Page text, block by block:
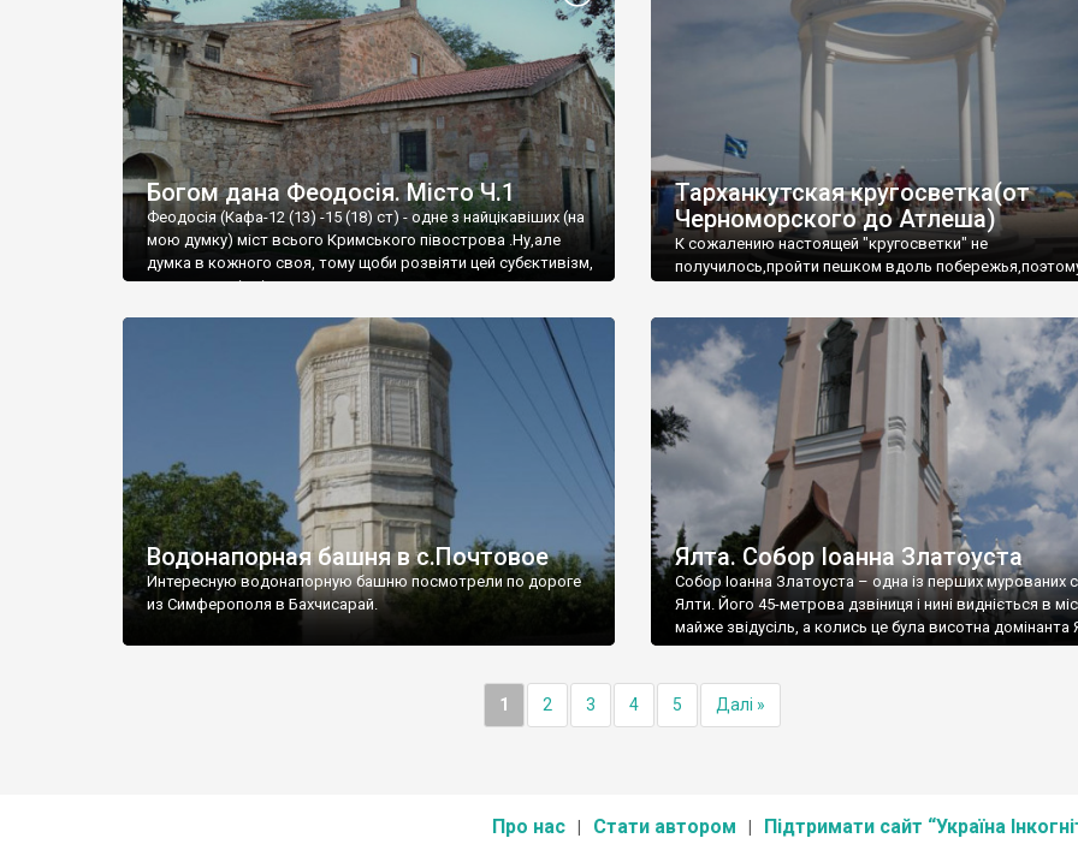
Богом дана Феодосія. Місто Ч.1
Феодосія (Кафа-12 (13) -15 (18) ст) - одне з найцікавіших (на
мою думку) міст всього Кримського півострова .Ну,але
думка в кожного своя, тому щоби розвіяти цей субєктивізм,
запрошую відвідати це
Тарханкутская кругосветка(от
Черноморского до Атлеша)
К сожалению настоящей "кругосветки" не
получилось,пройти пешком вдоль
Водонапорная башня в с.Почтовое
Интересную водонапорную башню посмотрели по дороге
из Симферополя в Бахчисарай.
Ялта. Собор Іоанна Златоуста
Собор Іоанна Златоуста – одна із перших мурованих
Ялти. Його 45-метрова дзвіниця і нині видніється в
майже звідусіль, а колись це була висотна домінанта
1 2 3 4 5 Далі »
Про нас Стати автором Підтримати сайт “Україна